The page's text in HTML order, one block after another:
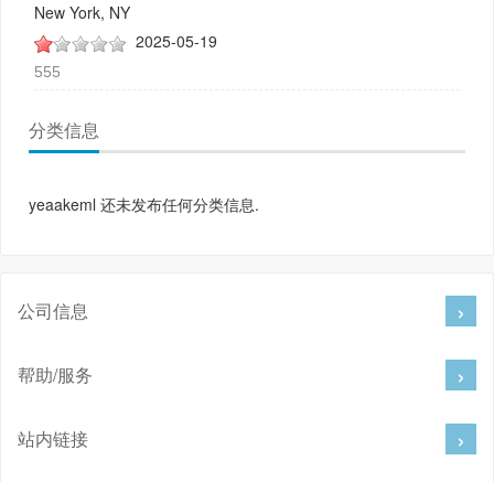
New York, NY
2025-05-19
555
分类信息
yeaakeml 还未发布任何分类信息.
公司信息
帮助/服务
站内链接